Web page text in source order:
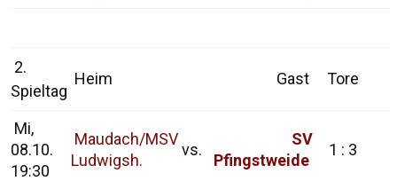
2.
Spieltag
Heim Gast Tore
Mi,
08.10.
19:30
Maudach/MSV
Ludwigsh.
vs.
SV
Pfingstweide
1 : 3